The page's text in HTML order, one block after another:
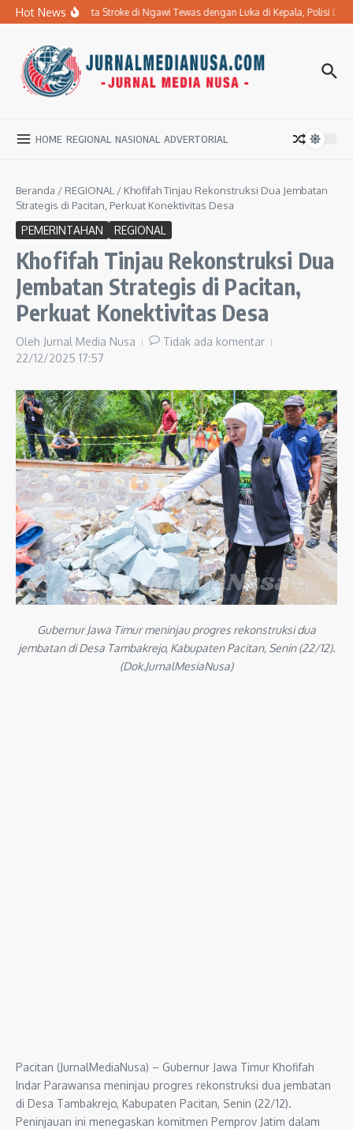
Lewati ke konten
Hot News
Ibu Penderita Stroke di Ngawi Tewas dengan Luka di Kepala, Polisi
HOME REGIONAL NASIONAL ADVERTORIAL
Beranda / REGIONAL / Khofifah Tinjau Rekonstruksi Dua Jembatan
Strategis di Pacitan, Perkuat Konektivitas Desa
PEMERINTAHAN REGIONAL
Khofifah Tinjau Rekonstruksi Dua
Jembatan Strategis di Pacitan,
Perkuat Konektivitas Desa
Oleh Jurnal Media Nusa
Tidak ada komentar
22/12/2025 17:57
Gubernur Jawa Timur meninjau progres rekonstruksi dua
jembatan di Desa Tambakrejo, Kabupaten Pacitan, Senin (22/12).
(Dok.JurnalMesiaNusa)
Pacitan (JurnalMediaNusa) – Gubernur Jawa Timur Khofifah
Indar Parawansa meninjau progres rekonstruksi dua jembatan
di Desa Tambakrejo, Kabupaten Pacitan, Senin (22/12).
Peninjauan ini menegaskan komitmen Pemprov Jatim dalam